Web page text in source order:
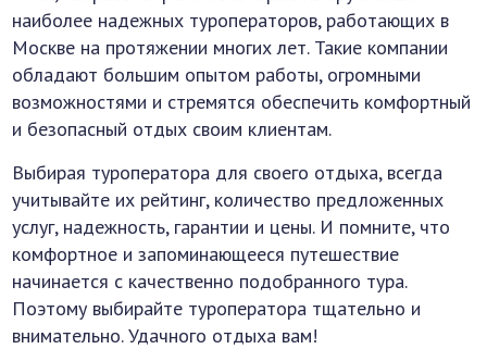
наиболее надежных туроператоров, работающих в
Москве на протяжении многих лет. Такие компании
обладают большим опытом работы, огромными
возможностями и стремятся обеспечить комфортный
и безопасный отдых своим клиентам.
Выбирая туроператора для своего отдыха, всегда
учитывайте их рейтинг, количество предложенных
услуг, надежность, гарантии и цены. И помните, что
комфортное и запоминающееся путешествие
начинается с качественно подобранного тура.
Поэтому выбирайте туроператора тщательно и
внимательно. Удачного отдыха вам!